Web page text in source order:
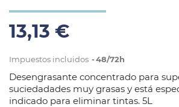
13,13 €
Impuestos incluidos 48/72h
Desengrasante concentrado para
suciedadades muy grasas y está
indicado para eliminar tintas. 5L